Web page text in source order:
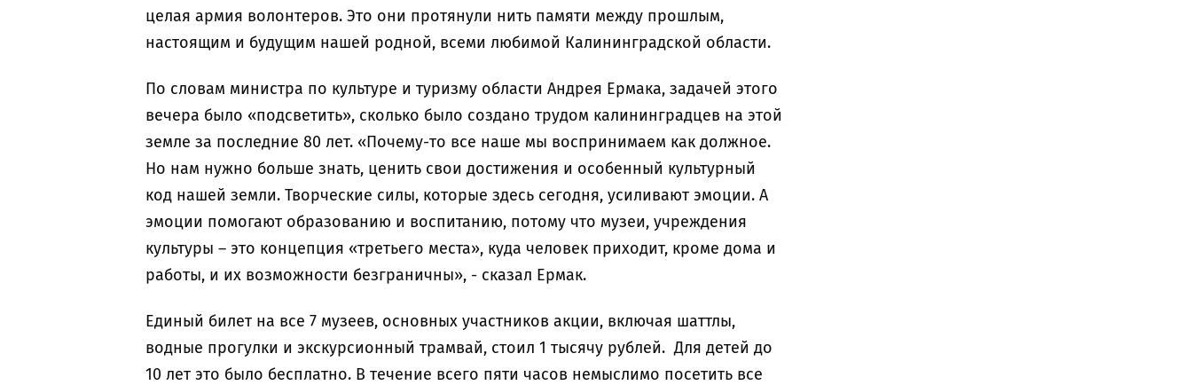
целая армия волонтеров. Это они протянули нить памяти между прошлым,
настоящим и будущим нашей родной, всеми любимой Калининградской области.
По словам министра по культуре и туризму области Андрея Ермака, задачей этого
вечера было «подсветить», сколько было создано трудом калининградцев на этой
земле за последние 80 лет. «Почему-то все наше мы воспринимаем как должное.
Но нам нужно больше знать, ценить свои достижения и особенный культурный
код нашей земли. Творческие силы, которые здесь сегодня, усиливают эмоции. А
эмоции помогают образованию и воспитанию, потому что музеи, учреждения
культуры – это концепция «третьего места», куда человек приходит, кроме дома и
работы, и их возможности безграничны», - сказал Ермак.
Единый билет на все 7 музеев, основных участников акции, включая шаттлы,
водные прогулки и экскурсионный трамвай, стоил 1 тысячу рублей. Для детей до
10 лет это было бесплатно. В течение всего пяти часов немыслимо посетить все